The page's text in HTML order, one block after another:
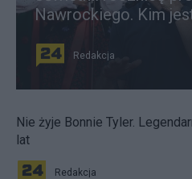
Nawrockiego. Kim
Redakcja
Nie żyje Bonnie Tyler.
lat
Redakcja